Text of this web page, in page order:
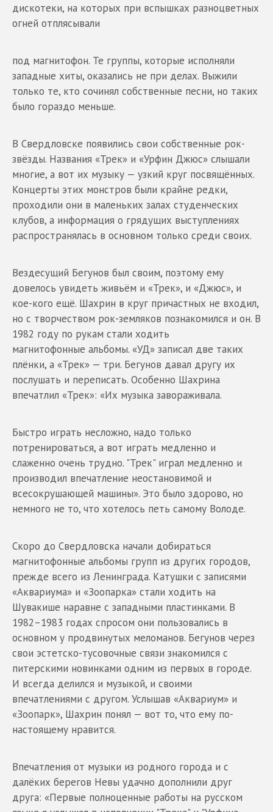
дискотеки, на которых при вспышках разноцветных
огней отплясывали
под магнитофон. Те группы, которые исполняли
западные хиты, оказались не при делах. Выжили
только те, кто сочинял собственные песни, но таких
было гораздо меньше.
В Свердловске появились свои собственные рок-
звёзды. Названия «Трек» и «Урфин Джюс» слышали
многие, а вот их музыку — узкий круг посвящённых.
Концерты этих монстров были крайне редки,
проходили они в маленьких залах студенческих
клубов, а информация о грядущих выступлениях
распространялась в основном только среди своих.
Вездесущий Бегунов был своим, поэтому ему
довелось увидеть живьём и «Трек», и «Джюс», и
кое-кого ещё. Шахрин в круг причастных не входил,
но с творчеством рок-земляков познакомился и он. В
1982 году по рукам стали ходить
магнитофонные альбомы. «УД» записал две таких
плёнки, а «Трек» — три. Бегунов давал другу их
послушать и переписать. Особенно Шахрина
впечатлил «Трек»: «Их музыка завораживала.
Быстро играть несложно, надо только
потренироваться, а вот играть медленно и
слаженно очень трудно. "Трек" играл медленно и
производил впечатление неостановимой и
всесокрушающей машины». Это было здорово, но
немного не то, что хотелось петь самому Володе.
Скоро до Свердловска начали добираться
магнитофонные альбомы групп из других городов,
прежде всего из Ленинграда. Катушки с записями
«Аквариума» и «Зоопарка» стали ходить на
Шувакише наравне с западными пластинками. В
1982–1983 годах спросом они пользовались в
основном у продвинутых меломанов. Бегунов через
свои эстетско-тусовочные связи знакомился с
питерскими новинками одним из первых в городе.
И всегда делился и музыкой, и своими
впечатлениями с другом. Услышав «Аквариум» и
«Зоопарк», Шахрин понял — вот то, что ему по-
настоящему нравится.
Впечатления от музыки из родного города и с
далёких берегов Невы удачно дополнили друг
друга: «Первые полноценные работы на русском